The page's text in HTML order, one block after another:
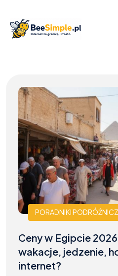
PORADNIKI
Ceny w Egipcie
wakacje, jedzenie,
internet?